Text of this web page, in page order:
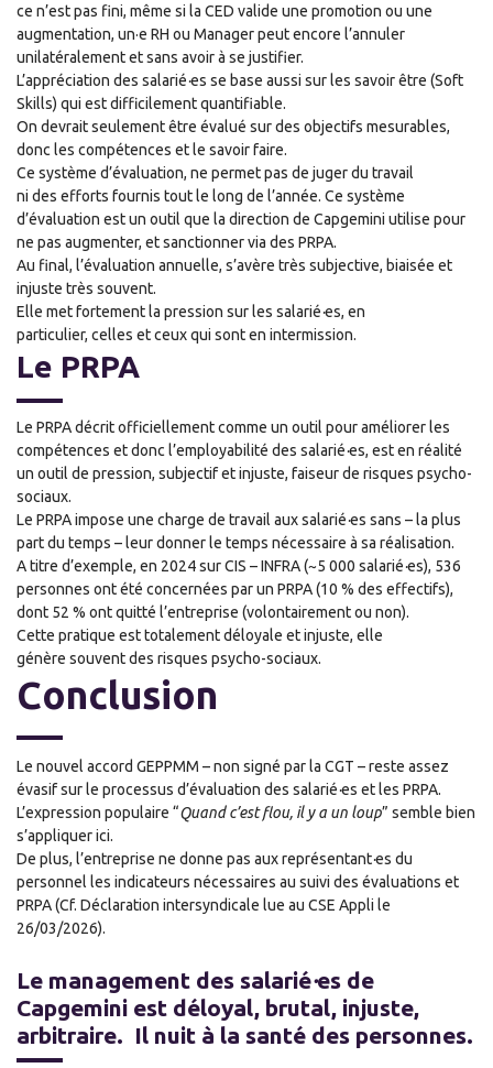
ce n’est pas fini, même si la CED valide une promotion ou une
augmentation, un·e RH ou Manager peut encore l’annuler
unilatéralement et sans avoir à se justifier.
L’appréciation des salarié·es se base aussi sur les savoir être (Soft
Skills) qui est difficilement quantifiable.
On devrait seulementêtre évalué sur des objectifs mesurables,
donc les compétences et le savoir faire.
Ce système d’évaluation, ne permet pas de jugerdu travail
ni des efforts fournis tout le long de l’année. Ce système
d’évaluation est un outil que la direction de Capgemini utilise pour
ne pas augmenter, et sanctionner via des PRPA.
Au final, l’évaluation annuelle, s’avère très subjective, biaisée et
injuste très souvent.
Elle met fortement la pression sur les salarié·es, en
particulier, celles etceux qui sont en intermission.
Le PRPA
Le PRPA décrit officiellement comme un outil pour améliorer les
compétences et donc l’employabilité des salarié·es, est en réalité
un outil de pression, subjectif et injuste, faiseur de risques psycho-
sociaux.
Le PRPA impose une charge de travail aux salarié·es sans – la plus
part du temps – leur donner le temps nécessaire à sa réalisation.
A titre d’exemple, en 2024 sur CIS – INFRA (~5 000 salarié·es), 536
personnes ont été concernées par un PRPA (10 % des effectifs),
dont 52 % ont quitté l’entreprise (volontairement ou non).
Cette pratique est totalement déloyale et injuste, elle
génère souventdes risques psycho-sociaux.
Conclusion
Le nouvel accord GEPPMM – non signé par la CGT – reste assez
évasif sur le processus d’évaluation des salarié·es et les PRPA.
L’expression populaire “Quand c’est flou, il y a un loup” semble bien
s’appliquer ici.
De plus, l’entreprise ne donne pas aux représentant·es du
personnel les indicateurs nécessaires au suivi des évaluations et
PRPA (Cf. Déclaration intersyndicale lue au CSE Appli le
26/03/2026).
Le management des salarié·es de
Capgemini est déloyal, brutal, injuste,
arbitraire. Il nuit à la santé des personnes.